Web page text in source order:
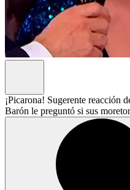
¡Picarona! Sugerente reacción
Barón le preguntó si sus